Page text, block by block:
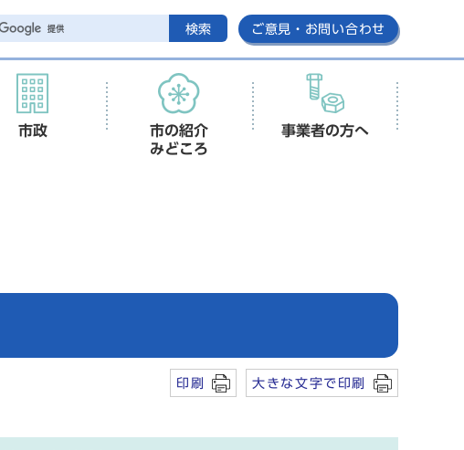
検索 ご意見・お問い合わせ
市政
市の紹介
みどころ
事業者の方へ
印刷 大きな文字で印刷